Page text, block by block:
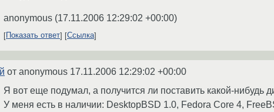
anonymous (17.11.2006 12:29:02 +00:00)
Показать ответ Ссылка
от anonymous 17.11.2006 12:29:02 +00:00
Я вот еще подумал, а получится ли поставить какой-нибудь
У меня есть в наличии: DesktopBSD 1.0, Fedora Core 4,